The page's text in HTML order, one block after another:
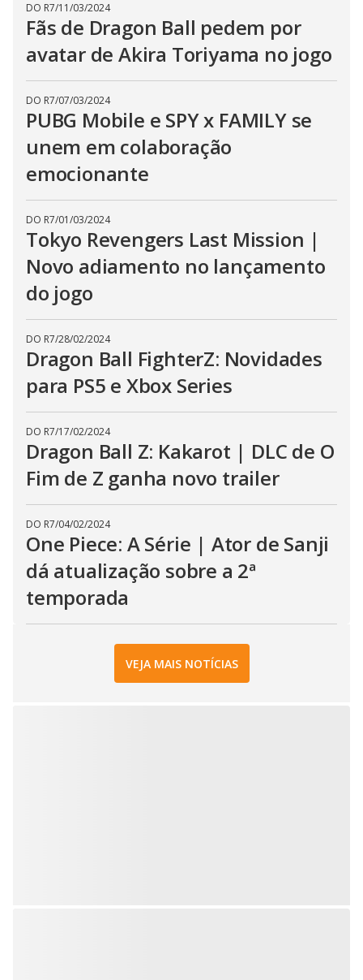
DO R7/11/03/2024
Fãs de Dragon Ball pedem por
avatar de Akira Toriyama no jogo
DO R7/07/03/2024
PUBG Mobile e SPY x FAMILY se
unem em colaboração
emocionante
DO R7/01/03/2024
Tokyo Revengers Last Mission |
Novo adiamento no lançamento
do jogo
DO R7/28/02/2024
Dragon Ball FighterZ: Novidades
para PS5 e Xbox Series
DO R7/17/02/2024
Dragon Ball Z: Kakarot | DLC de O
Fim de Z ganha novo trailer
DO R7/04/02/2024
One Piece: A Série | Ator de Sanji
dá atualização sobre a 2ª
temporada
VEJA MAIS NOTÍCIAS